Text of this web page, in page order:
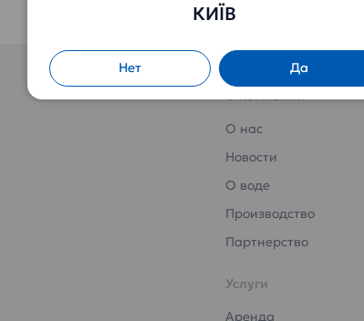
О компании
О нас
Новости
О воде
Производство
Партнерство
Услуги
Аренда
КИЇВ
Нет Да